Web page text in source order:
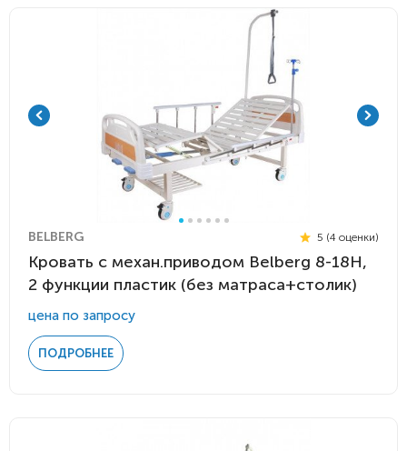
BELBERG 5 (4 оценки)
Кровать c механ.приводом Belberg 8-18H,
2 функции пластик (без матраса+столик)
цена по запросу
ПОДРОБНЕЕ